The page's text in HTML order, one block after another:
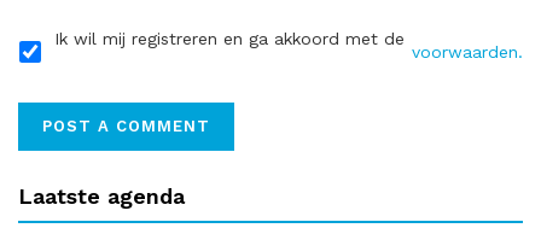
Ik wil mij registreren en ga akkoord met de
voorwaarden.
Laatste agenda